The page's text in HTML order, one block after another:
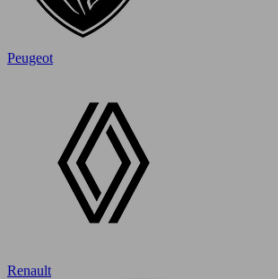
Peugeot
Renault